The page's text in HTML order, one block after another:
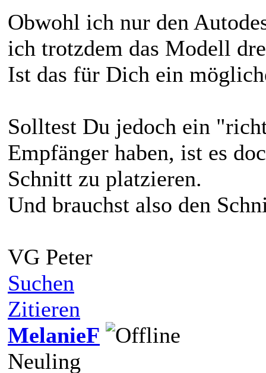
Obwohl ich nur den
ich trotzdem das Modell
Ist das für Dich ein
Solltest Du jedoch ein
Empfänger haben, ist es
Schnitt zu platzieren.
Und brauchst also den
VG Peter
Suchen
Zitieren
MelanieF
Neuling